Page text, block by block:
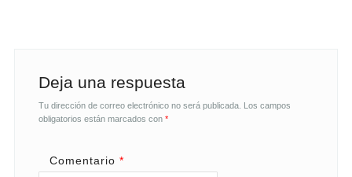
Deja una respuesta
Tu dirección de correo electrónico no será publicada. Los campos
obligatorios están marcados con *
Comentario *